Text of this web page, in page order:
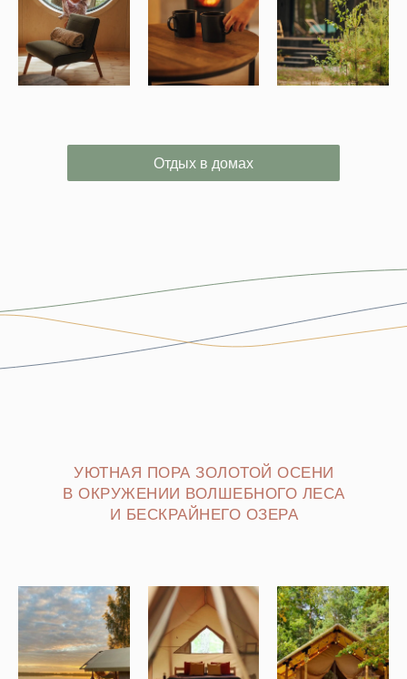
Отдых в домах
УЮТНАЯ ПОРА ЗОЛОТОЙ ОСЕНИ
В ОКРУЖЕНИИ ВОЛШЕБНОГО ЛЕСА
И БЕСКРАЙНЕГО ОЗЕРА